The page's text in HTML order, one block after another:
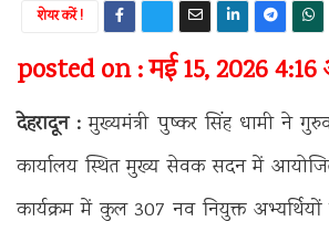
शेयर करें !
posted on : मई 15, 2026 4:16
देहरादून : मुख्यमंत्री पुष्कर सिंह धामी ने
कार्यालय स्थित मुख्य सेवक सदन में
कार्यक्रम में कुल 307 नव नियुक्त अभ्यर्थियों